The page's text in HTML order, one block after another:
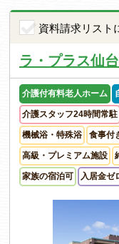
資料請求リスト
ラ・プラス仙
介護付有料老人ホーム
介護スタッフ24時間常駐
機械浴・特殊浴 食事付
高級・プレミアム施設
家族の宿泊可 入居金ゼ